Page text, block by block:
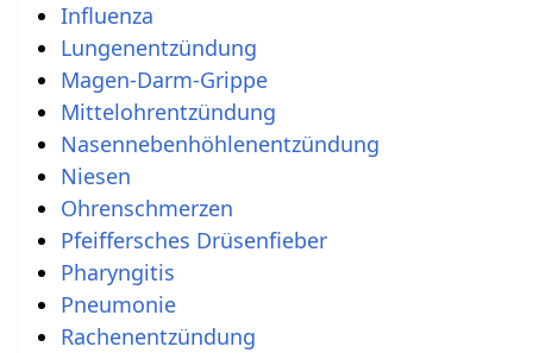
Influenza
Lungenentzündung
Magen-Darm-Grippe
Mittelohrentzündung
Nasennebenhöhlenentzündung
Niesen
Ohrenschmerzen
Pfeiffersches Drüsenfieber
Pharyngitis
Pneumonie
Rachenentzündung